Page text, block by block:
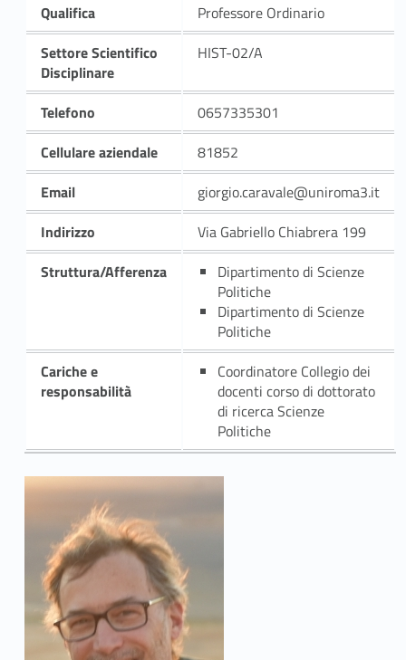
Qualifica
Professore Ordinario
Settore Scientifico
Disciplinare
HIST-02/A
Telefono
0657335301
Cellulare aziendale
81852
Email
giorgio.caravale@uniroma3.it
Indirizzo
Via Gabriello Chiabrera 199
Struttura/Afferenza
Dipartimento di Scienze
Politiche
Dipartimento di Scienze
Politiche
Cariche e
responsabilità
Coordinatore Collegio dei
docenti corso di dottorato
di ricerca Scienze
Politiche